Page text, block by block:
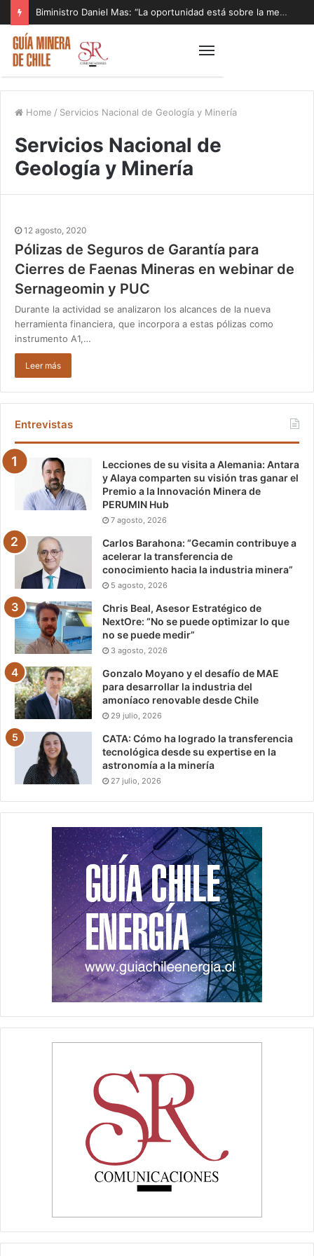
Biministro Daniel Mas: “La oportunidad está sobre la mesa y tenemos que aprovecharla”
Home / Servicios Nacional de Geología y Minería
Servicios Nacional de
Geología y Minería
12 agosto, 2020
Pólizas de Seguros de Garantía para
Cierres de Faenas Mineras en webinar de
Sernageomin y PUC
Durante la actividad se analizaron los alcances de la nueva
herramienta financiera, que incorpora a estas pólizas como
instrumento A1,…
Leer más
Entrevistas
Lecciones de su visita a Alemania: Antara
y Alaya comparten su visión tras ganar el
Premio a la Innovación Minera de
PERUMIN Hub
7 agosto, 2026
Carlos Barahona: “Gecamin contribuye a
acelerar la transferencia de
conocimiento hacia la industria minera”
5 agosto, 2026
Chris Beal, Asesor Estratégico de
NextOre: “No se puede optimizar lo que
no se puede medir”
3 agosto, 2026
Gonzalo Moyano y el desafío de MAE
para desarrollar la industria del
amoníaco renovable desde Chile
29 julio, 2026
CATA: Cómo ha logrado la transferencia
tecnológica desde su expertise en la
astronomía a la minería
27 julio, 2026